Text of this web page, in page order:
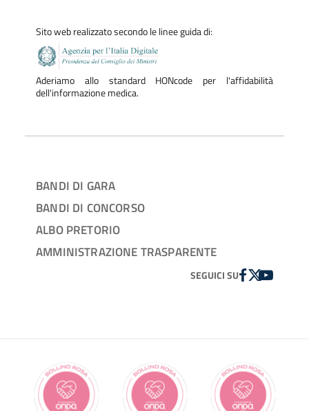
Sito web realizzato secondo le linee guida di:
Aderiamo allo standard HONcode per l'affidabilità
dell'informazione medica.
BANDI DI GARA
BANDI DI CONCORSO
ALBO PRETORIO
AMMINISTRAZIONE TRASPARENTE
SEGUICI SUFACEBOOK
TWITTER
YOUTUBE